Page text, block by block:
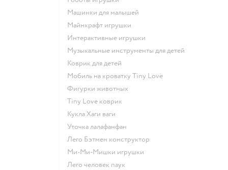
Машинки для малышей
Майнкрафт игрушки
Интерактивные игрушки
Музыкальные инструменты для детей
Коврик для детей
Мобиль на кроватку Tiny Love
Фигурки животных
Tiny Love коврик
Кукла Хаги ваги
Уточка лалафанфан
Лего Бэтмен конструктор
Ми-Ми-Мишки игрушки
Лего человек паук